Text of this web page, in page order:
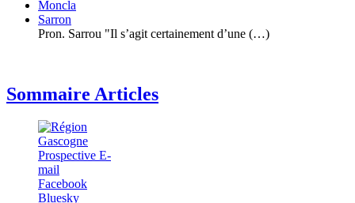
Moncla
Sarron
Pron. Sarrou "Il s’agit certainement d’une (…)
Sommaire Articles